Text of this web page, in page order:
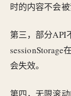
时的内容不会被
第三，部分API
sessionStorage
会失效。
第四，无限滚